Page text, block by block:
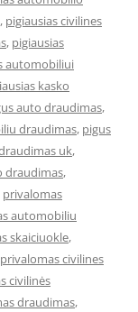
, pigiausias civilines
, pigiausias
automobiliui
kasko
auto draudimas,
draudimas, pigus
uk,
draudimas,
privalomas
automobiliu
skaiciuokle,
privalomas civilines
civilinės
draudimas,